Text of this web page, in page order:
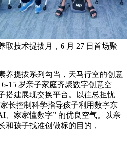
取技术提拔月，6 月 27 日首场聚
提拔系列勾当，天马行空的创意
15 岁亲子家庭齐聚数字创意空
搭建展现交换平台。以往总担忧
长控制科学指导孩子利用数字东
、家家懂数字” 的优良空气。以亲
和孩子找准创做标的目的，